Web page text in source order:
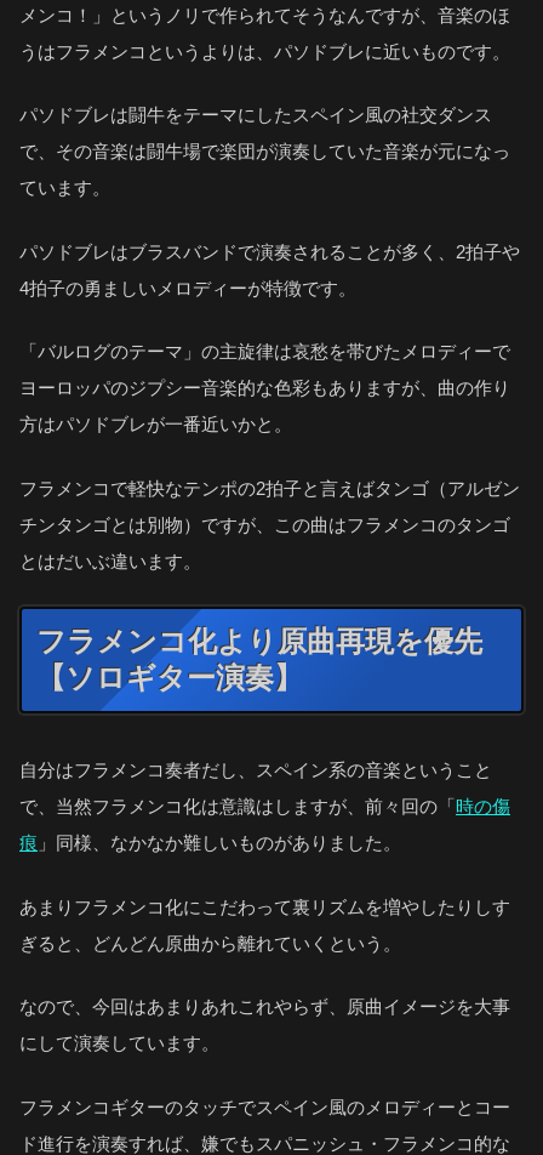
メンコ！」というノリで作られてそうなんですが、音楽のほ
うはフラメンコというよりは、パソドブレに近いものです。
パソドブレは闘牛をテーマにしたスペイン風の社交ダンス
で、その音楽は闘牛場で楽団が演奏していた音楽が元になっ
ています。
パソドブレはブラスバンドで演奏されることが多く、2拍子や
4拍子の勇ましいメロディーが特徴です。
「バルログのテーマ」の主旋律は哀愁を帯びたメロディーで
ヨーロッパのジプシー音楽的な色彩もありますが、曲の作り
方はパソドブレが一番近いかと。
フラメンコで軽快なテンポの2拍子と言えばタンゴ（アルゼン
チンタンゴとは別物）ですが、この曲はフラメンコのタンゴ
とはだいぶ違います。
フラメンコ化より原曲再現を優先
【ソロギター演奏】
自分はフラメンコ奏者だし、スペイン系の音楽ということ
で、当然フラメンコ化は意識はしますが、前々回の「 時の傷
痕 」同様、なかなか難しいものがありました。
あまりフラメンコ化にこだわって裏リズムを増やしたりしす
ぎると、どんどん原曲から離れていくという。
なので、今回はあまりあれこれやらず、原曲イメージを大事
にして演奏しています。
フラメンコギターのタッチでスペイン風のメロディーとコー
ド進行を演奏すれば、嫌でもスパニッシュ・フラメンコ的な